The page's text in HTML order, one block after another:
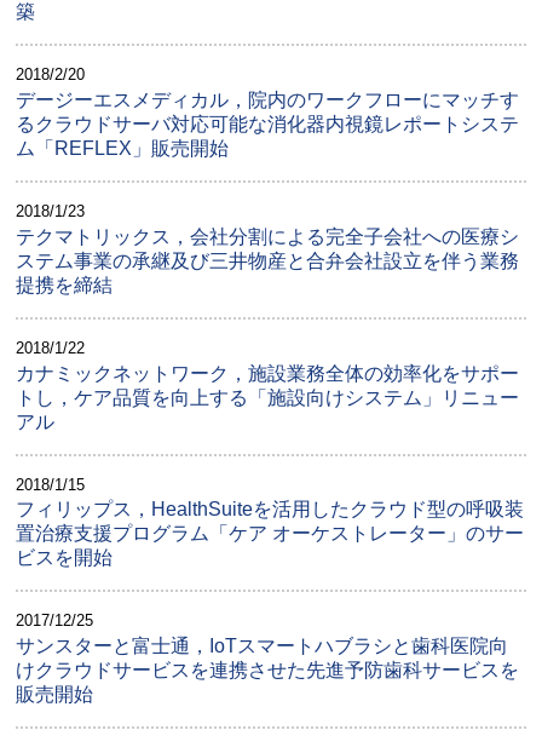
築
2018/2/20
デージーエスメディカル，院内のワークフローにマッチす
るクラウドサーバ対応可能な消化器内視鏡レポートシステ
ム「REFLEX」販売開始
2018/1/23
テクマトリックス，会社分割による完全子会社への医療シ
ステム事業の承継及び三井物産と合弁会社設立を伴う業務
提携を締結
2018/1/22
カナミックネットワーク，施設業務全体の効率化をサポー
トし，ケア品質を向上する「施設向けシステム」リニュー
アル
2018/1/15
フィリップス，HealthSuiteを活用したクラウド型の呼吸装
置治療支援プログラム「ケア オーケストレーター」のサー
ビスを開始
2017/12/25
サンスターと富士通，IoTスマートハブラシと歯科医院向
けクラウドサービスを連携させた先進予防歯科サービスを
販売開始